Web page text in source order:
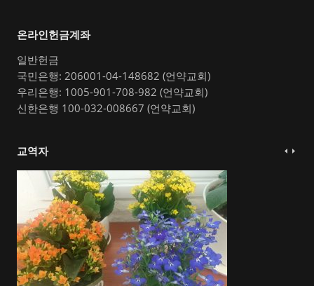
온라인헌금계좌
일반헌금
국민은행: 206001-04-148682 (언약교회)
우리은행: 1005-901-708-982 (언약교회)
신한은행 100-032-008667 (언약교회)
교역자